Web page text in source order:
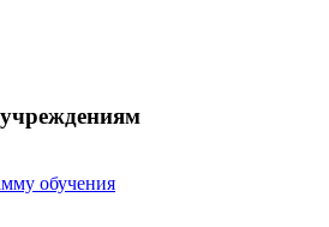
обучения